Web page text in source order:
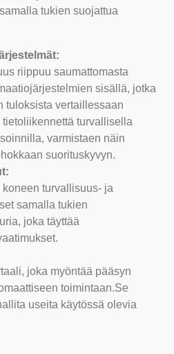
tukien suojattua
riippuu saumattomasta
sisällä, jotka
tuloksista vertaillessaan
turvallisella
varmistaen näin
suorituskyvyn.
turvallisuus- ja
samalla tukien
joka täyttää
joka myöntää pääsyn
toimintaan.Se
useita käytössä olevia